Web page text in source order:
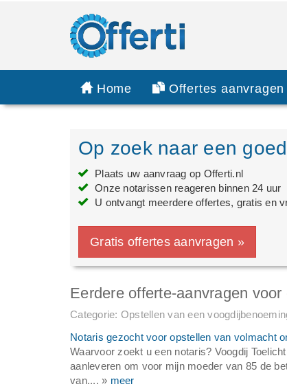
Home Offertes aanvragen
Op zoek naar een
Plaats uw aanvraag op Offerti.nl
Onze notarissen reageren binnen 24 uur
U ontvangt meerdere offertes, gratis en
Gratis offertes aanvragen »
Eerdere offerte-aanvragen voor
Categorie: Opstellen van een
Notaris gezocht voor opstellen van volmacht
Waarvoor zoekt u een notaris? Voogdij
aanleveren om voor mijn moeder van 85 de
van.... » meer